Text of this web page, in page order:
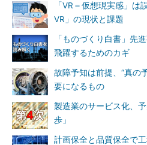
「VR＝仮想現実感」
VR」の現状と課題
「ものづくり白書」先
飛躍するためのカギ
故障予知は前提、“真の
要になるもの
製造業のサービス化、
歩」
計画保全と品質保全で